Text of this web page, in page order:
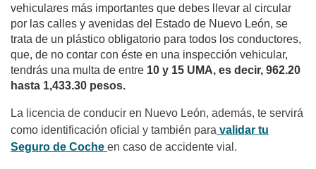
vehiculares más importantes que debes llevar al circular
por las calles y avenidas del Estado de Nuevo León, se
trata de un plástico obligatorio para todos los conductores,
que, de no contar con éste en una inspección vehicular,
tendrás una multa de entre 10 y 15 UMA, es decir, 962.20
hasta 1,433.30 pesos.
La licencia de conducir en Nuevo León, además, te servirá
como identificación oficial y también para validar tu
Seguro de Coche en caso de accidente vial.